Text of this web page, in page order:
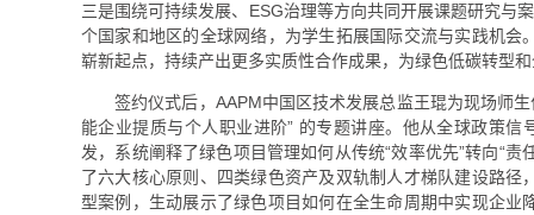
三是围绕可持续发展、ESG治理等方向共同开展课题研究与
个国家和地区的全球网络，为学生拓展国际交流与实践机会
崭新起点，持续产出更多实质性合作成果，为绿色低碳转型
签约仪式后，AAPM中国区技术发展总监王琨为现场师
能企业提质与个人职业进阶” 的专题讲座。他从全球政策信
发，系统阐释了绿色项目管理如何从传统“效率优先”转向“责
了六大核心原则、四类绿色资产及双轨制人才梯队建设路径
型案例，生动展示了绿色项目如何在全生命周期中实现企业